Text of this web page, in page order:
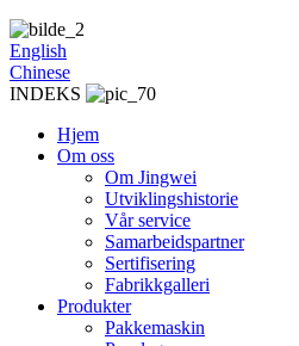
English
Chinese
INDEKS
Hjem
Om oss
Om Jingwei
Utviklingshistorie
Vår service
Samarbeidspartner
Sertifisering
Fabrikkgalleri
Produkter
Pakkemaskin